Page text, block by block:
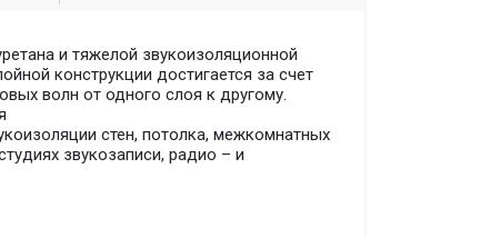
и тяжелой звукоизоляционной
конструкции достигается за счет
волн от одного слоя к другому.
стен, потолка, межкомнатных
звукозаписи, радио – и